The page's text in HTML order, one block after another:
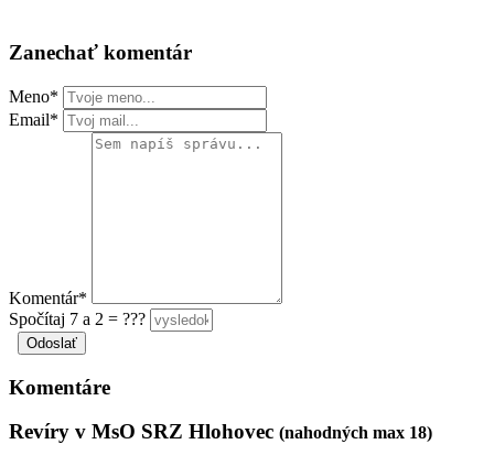
Zanechať komentár
Meno*
Email*
Komentár*
Spočítaj 7 a 2 = ???
Komentáre
Revíry v MsO SRZ Hlohovec (nahodných max 18)